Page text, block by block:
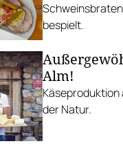
bespielt.
Alm!
Käseproduktion
der Natur.